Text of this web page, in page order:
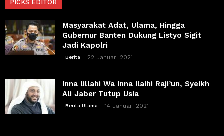
PICKS EDITOR
Masyarakat Adat, Ulama, Hingga
Gubernur Banten Dukung Listyo Sigit
Jadi Kapolri
Berita 22 Januari 2021
Inna lillahi Wa Inna Ilaihi Raji’un, Syeikh
Ali Jaber Tutup Usia
Berita Utama 14 Januari 2021